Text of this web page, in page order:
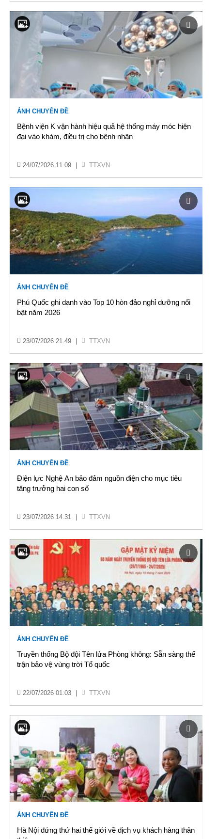
ẢNH CHUYÊN ĐỀ
Bệnh viện K vận hành hiệu quả hệ thống máy móc hiện
đại vào khám, điều trị cho bệnh nhân
24/07/2026 11:09 TTXVN
ẢNH CHUYÊN ĐỀ
Phú Quốc ghi danh vào Top 10 hòn đảo nghỉ dưỡng nổi
bật năm 2026
23/07/2026 21:49 TTXVN
ẢNH CHUYÊN ĐỀ
Điện lực Nghệ An bảo đảm nguồn điện cho mục tiêu
tăng trưởng hai con số
23/07/2026 14:31 TTXVN
ẢNH CHUYÊN ĐỀ
Truyền thống Bộ đội Tên lửa Phòng không: Sẵn sàng thế
trận bảo vệ vùng trời Tổ quốc
22/07/2026 01:03 TTXVN
ẢNH CHUYÊN ĐỀ
Hà Nội đứng thứ hai thế giới về dịch vụ khách hàng thân